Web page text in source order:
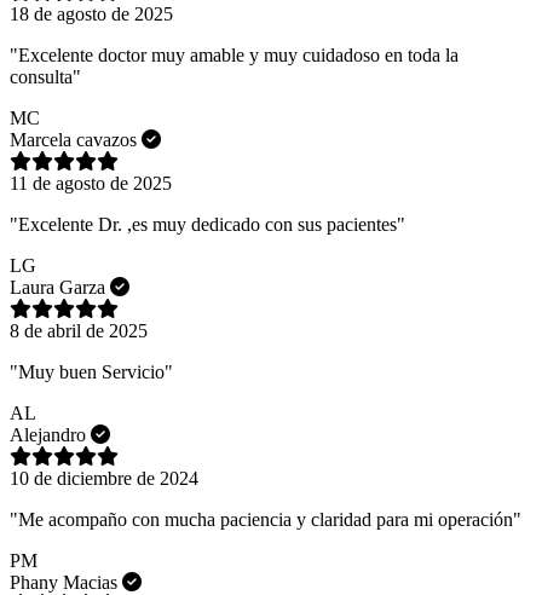
18 de agosto de 2025
"Excelente doctor muy amable y muy cuidadoso en toda la
consulta"
MC
Marcela cavazos
11 de agosto de 2025
"Excelente Dr. ,es muy dedicado con sus pacientes"
LG
Laura Garza
8 de abril de 2025
"Muy buen Servicio"
AL
Alejandro
10 de diciembre de 2024
"Me acompaño con mucha paciencia y claridad para mi operación"
PM
Phany Macias